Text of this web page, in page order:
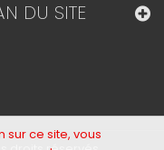
DU SITE
sur ce site, vous